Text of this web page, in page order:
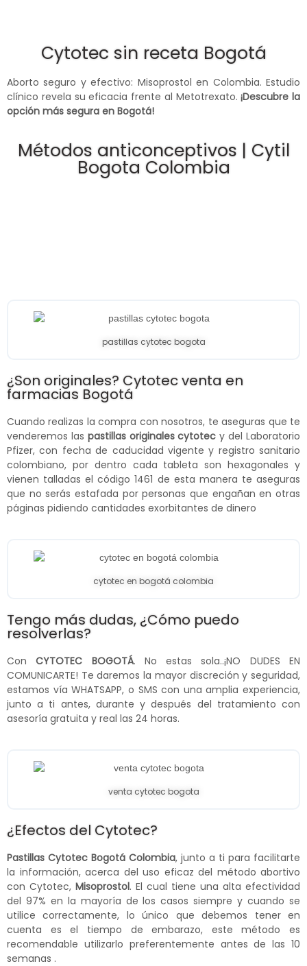
Cytotec sin receta Bogotá
Aborto seguro y efectivo: Misoprostol en Colombia. Estudio
clínico revela su eficacia frente al Metotrexato.¡Descubre la
opción más segura en Bogotá!
Métodos anticonceptivos | Cytil
Bogota Colombia
pastillas cytotec bogota
¿Son originales? Cytotec venta en
farmacias Bogotá
Cuando realizas la compra con nosotros, te aseguras que te
venderemos las pastillas originales cytotec y del Laboratorio
Pfizer, con fecha de caducidad vigente y registro sanitario
colombiano, por dentro cada tableta son hexagonales y
vienen talladas el código 1461 de esta manera te aseguras
que no serás estafada por personas que engañan en otras
páginas pidiendo cantidades exorbitantes de dinero
cytotec en bogotá colombia
Tengo más dudas, ¿Cómo puedo
resolverlas?
ConCYTOTEC BOGOTÁ. No estas sola..¡NO DUDES EN
COMUNICARTE! Te daremos la mayor discreción y seguridad,
estamos vía WHATSAPP, o SMS con una amplia experiencia,
junto a ti antes, durante y después del tratamiento con
asesoría gratuita y real las 24 horas.
venta cytotec bogota
¿Efectos del Cytotec?
Pastillas Cytotec Bogotá Colombia, junto a ti para facilitarte
la información, acerca del uso eficaz del método abortivo
con Cytotec, Misoprostol. El cual tiene una alta efectividad
del 97% en la mayoría de los casos siempre y cuando se
utilice correctamente, lo único que debemos tener en
cuenta es el tiempo de embarazo, este método es
recomendable utilizarlo preferentemente antes de las 10
semanas .